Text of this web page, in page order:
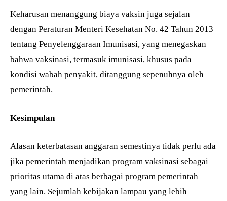
Keharusan menanggung biaya vaksin juga sejalan
dengan Peraturan Menteri Kesehatan No. 42 Tahun 2013
tentang Penyelenggaraan Imunisasi, yang menegaskan
bahwa vaksinasi, termasuk imunisasi, khusus pada
kondisi wabah penyakit, ditanggung sepenuhnya oleh
pemerintah.
Kesimpulan
Alasan keterbatasan anggaran semestinya tidak perlu ada
jika pemerintah menjadikan program vaksinasi sebagai
prioritas utama di atas berbagai program pemerintah
yang lain. Sejumlah kebijakan lampau yang lebih